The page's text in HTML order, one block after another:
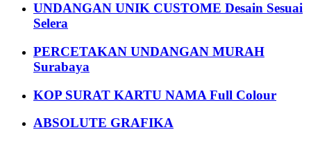
UNDANGAN UNIK CUSTOME Desain Sesuai
Selera
PERCETAKAN UNDANGAN MURAH
Surabaya
KOP SURAT KARTU NAMA Full Colour
ABSOLUTE GRAFIKA